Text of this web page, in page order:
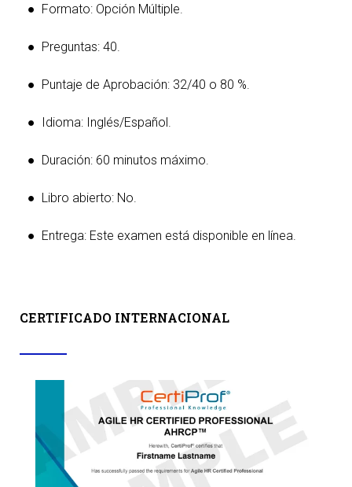
● Formato: Opción Múltiple.
● Preguntas: 40.
● Puntaje de Aprobación: 32/40 o 80 %.
● Idioma: Inglés/Español.
● Duración: 60 minutos máximo.
● Libro abierto: No.
● Entrega: Este examen está disponible en línea.
CERTIFICADO INTERNACIONAL